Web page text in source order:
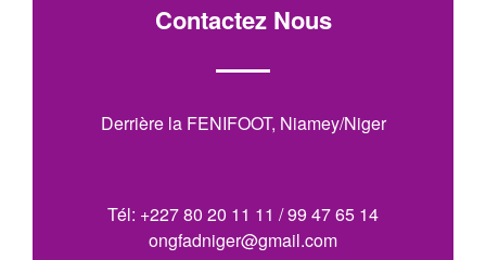
Contactez Nous
Derrière la FENIFOOT, Niamey/Niger
Tél: +227 80 20 11 11 / 99 47 65 14
ongfadniger@gmail.com